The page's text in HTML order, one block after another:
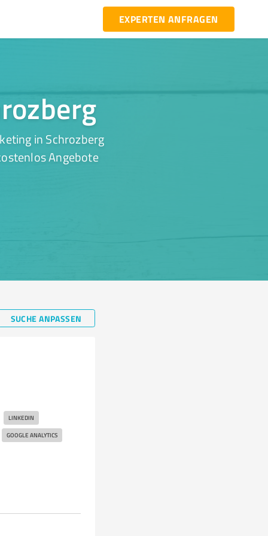
EXPERTEN ANFRAGEN
in Schrozberg
Angebote
SUCHE ANPASSEN
LINKEDIN
GOOGLE ANALYTICS